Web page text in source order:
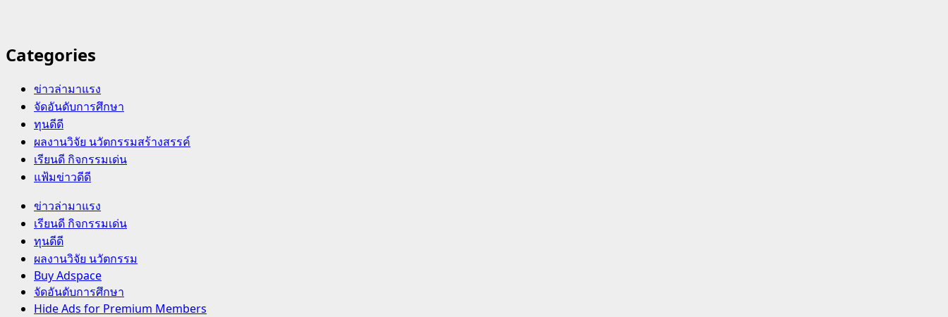
Categories
ข่าวล่ามาแรง
จัดอันดับการศึกษา
ทุนดีดี
ผลงานวิจัย นวัตกรรมสร้างสรรค์
เรียนดี กิจกรรมเด่น
แฟ้มข่าวดีดี
Primary
Menu
ข่าวล่ามาแรง
เรียนดี กิจกรรมเด่น
ทุนดีดี
ผลงานวิจัย นวัตกรรม
Buy Adspace
จัดอันดับการศึกษา
Hide Ads for Premium Members